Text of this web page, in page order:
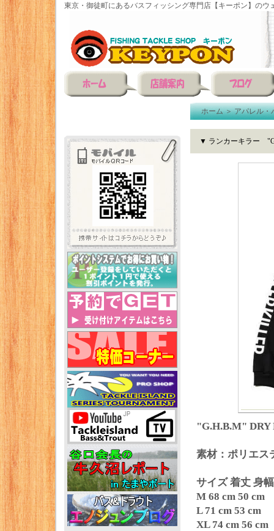
東京・御徒町にあるバスフィッシング専門店【キーポン】のウ
ホーム＞アパレル・
▼ ランカーキラー
"G.H.B.M" DRY
素材：ポリエス
サイズ 着丈 身幅
M 68 cm 50 cm
L 71 cm 53 cm
XL 74 cm 56 cm